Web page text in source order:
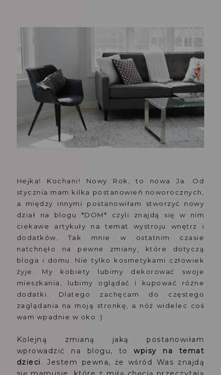
Hejka! Kochani! Nowy Rok, to nowa Ja. Od
stycznia mam kilka postanowień noworocznych,
a między innymi postanowiłam stworzyć nowy
dział na blogu *DOM* czyli znajdą się w nim
ciekawe artykuły na temat wystroju wnętrz i
dodatków. Tak mnie w ostatnim czasie
natchnęło na pewne zmiany, które dotyczą
bloga i domu. Nie tylko kosmetykami człowiek
żyje. My kobiety lubimy dekorować swoje
mieszkania, lubimy oglądać i kupować różne
dodatki. Dlatego zachęcam do częstego
zaglądania na moją stronkę, a nóż widelec coś
wam wpadnie w oko :)
Kolejną zmianą jaką postanowiłam
wprowadzić na blogu, towpisy na temat
dzieci. Jestem pewna, że wśród Was znajdą